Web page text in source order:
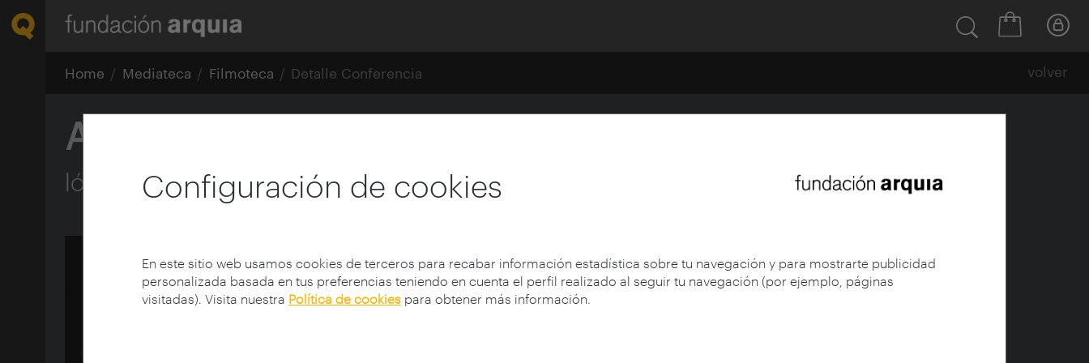
Configuración de cookies
En este sitio web usamos cookies de terceros para recabar información estadística sobre tu navegación y para mostrarte publicidad
personalizada basada en tus preferencias teniendo en cuenta el perfil realizado al seguir tu navegación (por ejemplo, páginas
visitadas). Visita nuestra Política de cookies para obtener más información.
Home Mediateca Filmoteca Detalle Conferencia volver
Arquitectura y eficacia
lógicas constructivas.
Lugar: Pamplona / ESPAÑA
Fecha: 12/06/2014
Tipología: Mesas redondas